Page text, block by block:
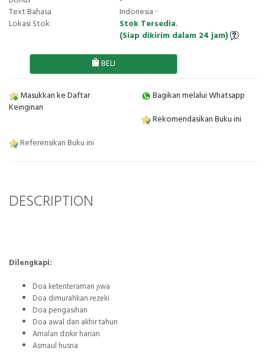
Text Bahasa
Indonesia ··
Lokasi Stok
Stok Tersedia.
(Siap dikirim dalam 24 jam)
BELI
Masukkan ke Daftar
Keinginan
Bagikan melalui Whatsapp
Rekomendasikan Buku ini
Referensikan Buku ini
DESCRIPTION
Dilengkapi:
Doa ketenteraman jiwa
Doa dimurahkan rezeki
Doa pengasihan
Doa awal dan akhir tahun
Amalan dzikir harian
Asmaul husna